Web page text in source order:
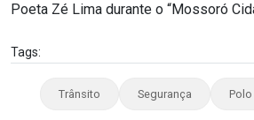
Poeta Zé Lima durante o “Mossoró
Tags:
Trânsito Segurança Polo